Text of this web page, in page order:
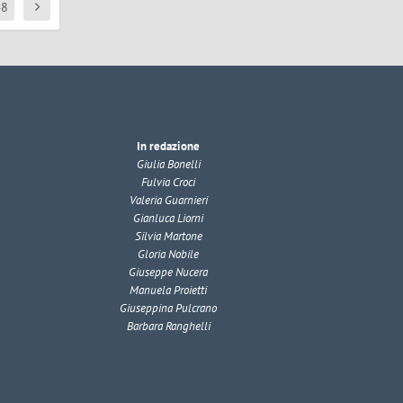
In redazione
Giulia Bonelli
Fulvia Croci
Valeria Guarnieri
Gianluca Liorni
Silvia Martone
Gloria Nobile
Giuseppe Nucera
Manuela Proietti
Giuseppina Pulcrano
Barbara Ranghelli